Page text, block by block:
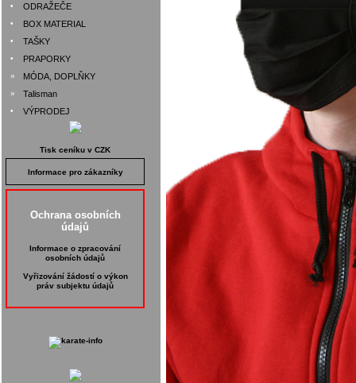
• ODRAŽEČE
• BOX MATERIAL
• TAŠKY
• PRAPORKY
» MÓDA, DOPLŇKY
» Talisman
• VÝPRODEJ
Tisk ceníku v CZK
Informace pro zákazníky
Ochrana osobních
údajů
Informace o zpracování
osobních údajů
Vyřizování žádostí o výkon
práv subjektu údajů